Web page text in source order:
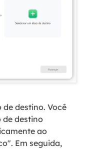
destino. Você
de destino
ao
Em seguida,